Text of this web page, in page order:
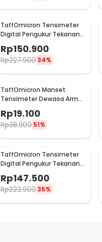
TaffOmicron Tensimeter
Digital Pengukur Tekanan
BPW1
Rp150.900
Rp227.90034%
TaffOmicron Manset
Tensimeter Dewasa Arm
22cm - BX17
Rp19.100
Rp38.900 51%
TaffOmicron Tensimeter
Digital Pengukur Tekanan
5L8
Rp147.500
Rp223.90035%